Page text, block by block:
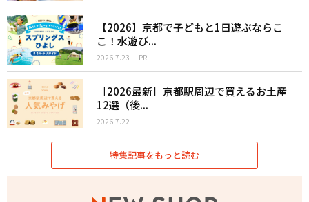
【2026】京都で子どもと1日遊ぶならこ
こ！水遊び...
2026.7.23 PR
［2026最新］京都駅周辺で買えるお土産
12選（後...
2026.7.22
特集記事をもっと読む